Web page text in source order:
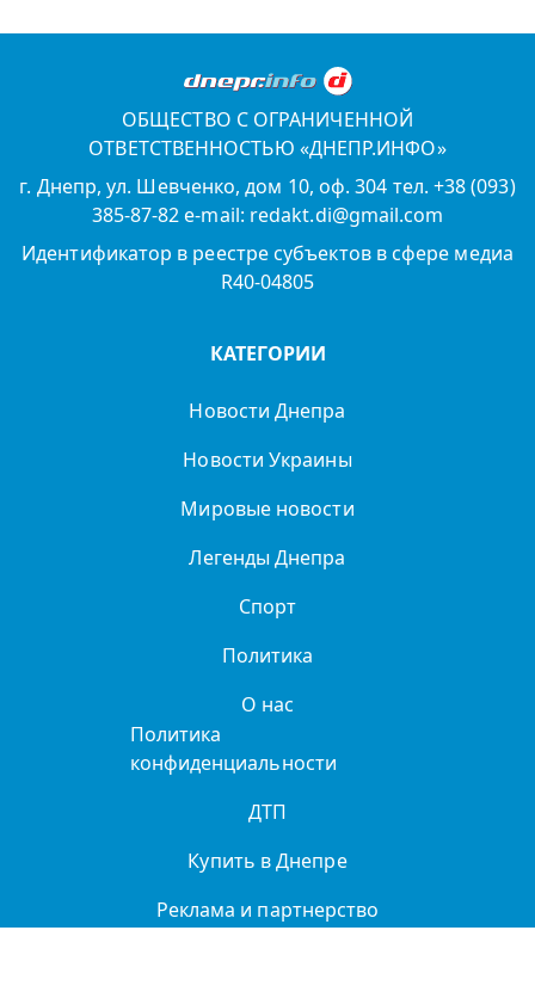
ОБЩЕСТВО С ОГРАНИЧЕННОЙ
ОТВЕТСТВЕННОСТЬЮ «ДНЕПР.ИНФО»
г. Днепр, ул. Шевченко, дом 10, оф. 304 тел. +38 (093)
385-87-82 e-mail: redakt.di@gmail.com
Идентификатор в реестре субъектов в сфере медиа
R40-04805
КАТЕГОРИИ
Новости Днепра
Новости Украины
Мировые новости
Легенды Днепра
Спорт
Политика
О нас
Политика
конфиденциальности
ДТП
Купить в Днепре
Реклама и партнерство